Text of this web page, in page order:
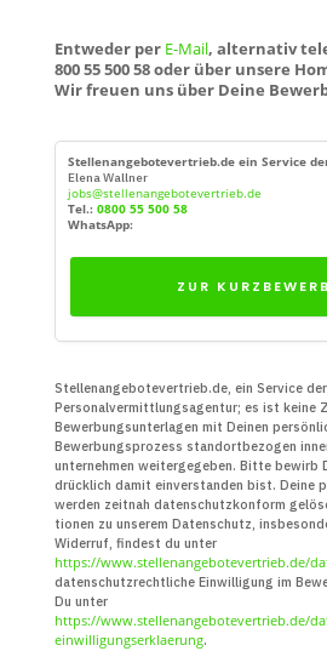
Entweder per E-Mail, alternativ
800 55 500 58 oder über unsere
Wir freuen uns über Deine
Stellenangebotevertrieb.de ein Service
Elena Wallner
jobs@stellenangebotevertrieb.de
Tel.: 0800 55 500 58
WhatsApp:
ZUR
Stellenangebotevertrieb.de, ein Service
Personal­vermittlungs­agentur; es ist keine
Bewerbungs­unter­lagen mit Deinen
Bewerbungs­prozess standort­bezogen
unter­nehmen weiter­gegeben. Bitte bewirb
drücklich damit ein­verstanden bist. Deine
werden zeitnah daten­schutz­konform
tionen zu unserem Daten­schutz,
Widerruf, findest du unter
https://www.stellenangebotevertrieb.de/
daten­schutz­recht­liche Ein­willigung im
Du unter
https://www.stellenangebotevertrieb.de/
einwilligungserklaerung.